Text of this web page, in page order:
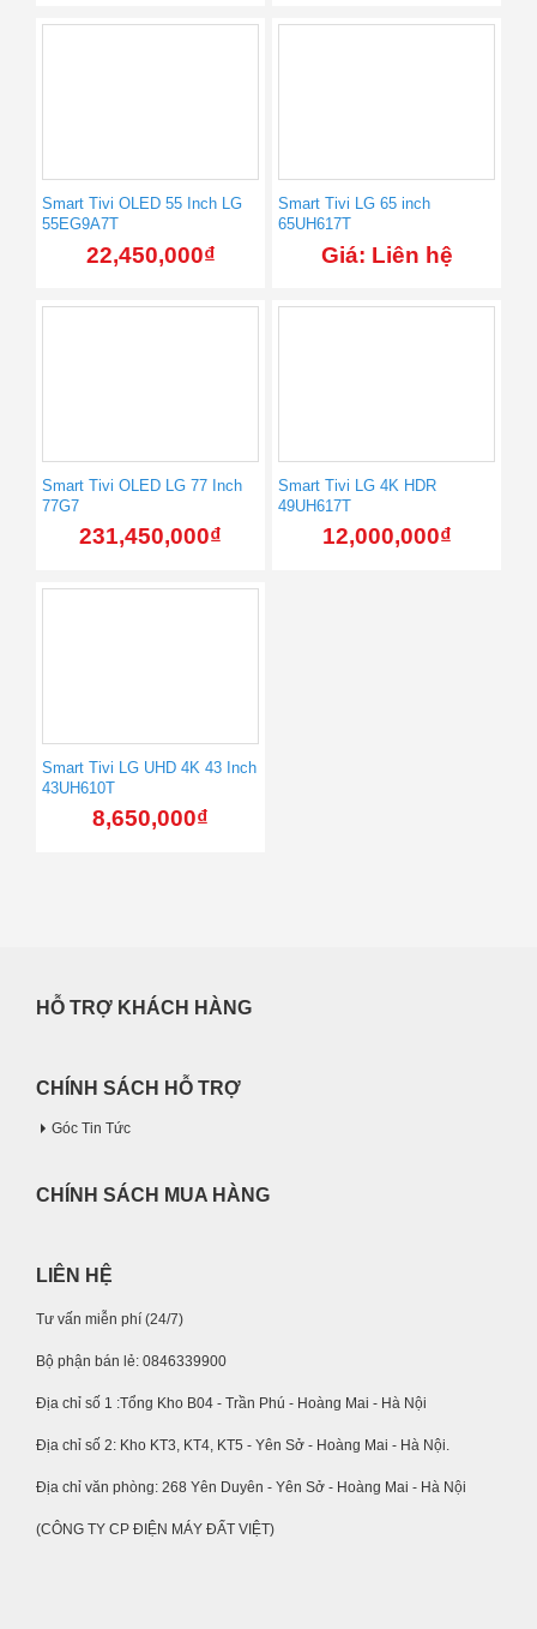
Smart Tivi OLED 55 Inch LG
55EG9A7T
22,450,000₫
Smart Tivi LG 65 inch
65UH617T
Giá: Liên hệ
Smart Tivi OLED LG 77 Inch
77G7
231,450,000₫
Smart Tivi LG 4K HDR
49UH617T
12,000,000₫
Smart Tivi LG UHD 4K 43 Inch
43UH610T
8,650,000₫
HỖ TRỢ KHÁCH HÀNG
CHÍNH SÁCH HỖ TRỢ
Góc Tin Tức
CHÍNH SÁCH MUA HÀNG
LIÊN HỆ
Tư vấn miễn phí (24/7)
Bộ phận bán lẻ: 0846339900
Địa chỉ số 1 :Tổng Kho B04 - Trần Phú - Hoàng Mai - Hà Nội
Địa chỉ số 2: Kho KT3, KT4, KT5 - Yên Sở - Hoàng Mai - Hà Nội.
Địa chỉ văn phòng: 268 Yên Duyên - Yên Sở - Hoàng Mai - Hà Nội
(CÔNG TY CP ĐIỆN MÁY ĐẤT VIỆT)